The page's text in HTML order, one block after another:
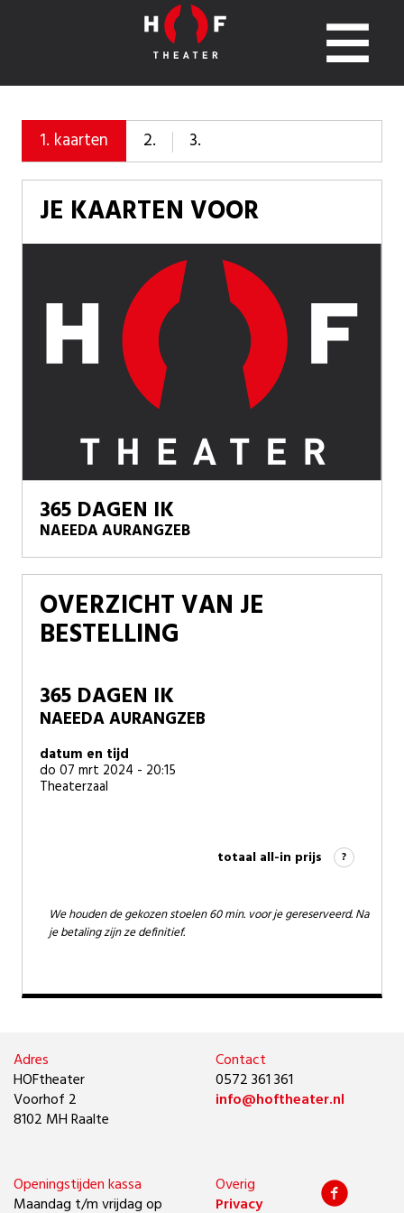
1. kaarten 2. 3.
JE KAARTEN VOOR
365 DAGEN IK
NAEEDA AURANGZEB
OVERZICHT VAN JE
BESTELLING
365 DAGEN IK
NAEEDA AURANGZEB
datum en tijd
do 07 mrt 2024 - 20:15
Theaterzaal
totaal all-in prijs ?
We houden de gekozen stoelen 60 min. voor je gereserveerd. Na
je betaling zijn ze definitief.
Adres
HOFtheater
Voorhof 2
8102 MH Raalte
Contact
0572 361 361
info@hoftheater.nl
Openingstijden kassa
Maandag t/m vrijdag op
Overig
Privacy